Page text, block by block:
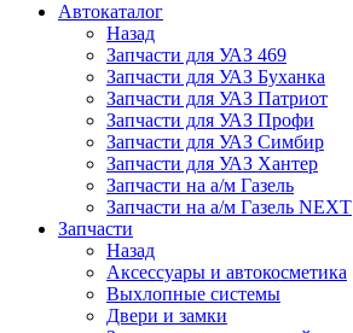
Автокаталог
Назад
Запчасти для УАЗ 469
Запчасти для УАЗ Буханка
Запчасти для УАЗ Патриот
Запчасти для УАЗ Профи
Запчасти для УАЗ Симбир
Запчасти для УАЗ Хантер
Запчасти на а/м Газель
Запчасти на а/м Газель NEXT
Запчасти
Назад
Аксессуары и автокосметика
Выхлопные системы
Двери и замки